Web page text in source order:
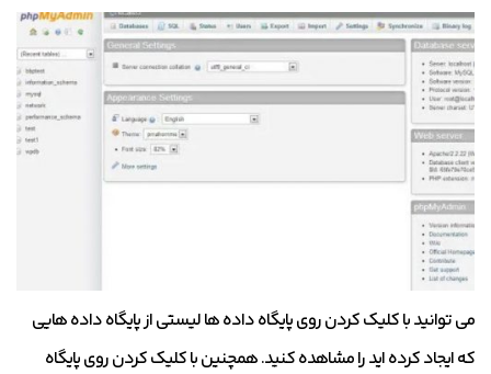
می توانید با کلیک کردن روی پایگاه داده ها لیستی از پایگاه داده هایی
که ایجاد کرده اید را مشاهده کنید. همچنین با کلیک کردن روی پایگاه